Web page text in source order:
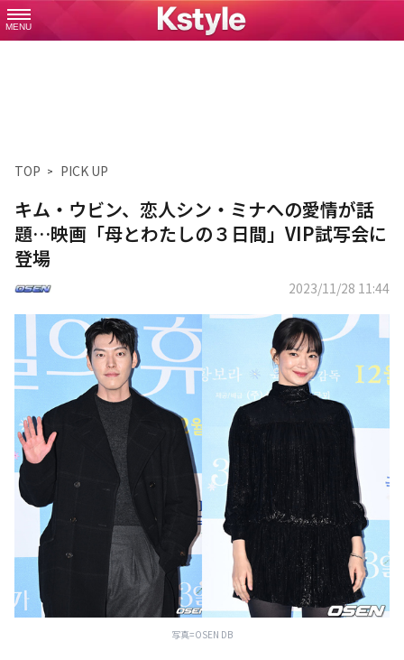
MENU
TOP PICK UP
キム・ウビン、恋人シン・ミナへの愛情が話
題…映画「母とわたしの３日間」VIP試写会に
登場
2023/11/28 11:44
写真=OSEN DB